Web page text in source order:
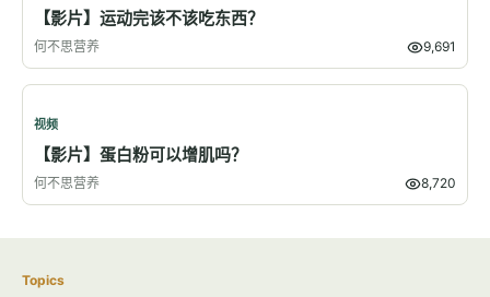
【影片】运动完该不该吃东西？
何不思营养 9,691
视频
【影片】蛋白粉可以增肌吗？
何不思营养 8,720
Topics